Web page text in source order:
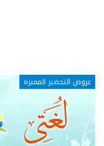
عروض التحضير المميزة